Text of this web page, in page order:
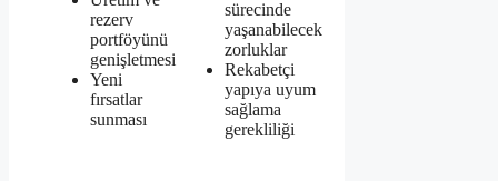
rezerv
portföyünü
genişletmesi
Yeni
fırsatlar
sunması
sürecinde
yaşanabilecek
zorluklar
Rekabetçi
yapıya uyum
sağlama
gerekliliği